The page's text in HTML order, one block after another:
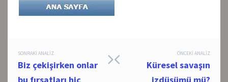
Post
ÖNCEKI ANALIZ
Küresel savaşın
izdüşümü mü?
SONRAKI ANALIZ
Biz çekişirken onlar
bu fırsatları hiç